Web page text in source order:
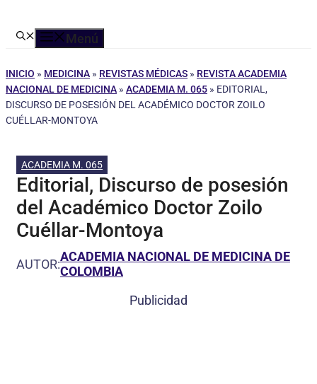
Menú
INICIO » MEDICINA » REVISTAS MÉDICAS » REVISTA ACADEMIA
NACIONAL DE MEDICINA » ACADEMIA M. 065 » EDITORIAL,
DISCURSO DE POSESIÓN DEL ACADÉMICO DOCTOR ZOILO
CUÉLLAR-MONTOYA
ACADEMIA M. 065
Editorial, Discurso de posesión
del Académico Doctor Zoilo
Cuéllar-Montoya
AUTOR:ACADEMIA NACIONAL DE MEDICINA DE
COLOMBIA
Publicidad